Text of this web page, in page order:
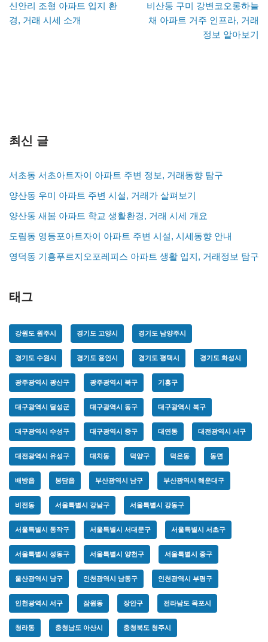
신안리 조형 아파트 입지 환
경, 거래 시세 소개
비산동 구미 강변코오롱하늘
채 아파트 거주 인프라, 거래
정보 알아보기
최신 글
서초동 서초아트자이 아파트 주변 정보, 거래동향 탐구
양산동 우미 아파트 주변 시설, 거래가 살펴보기
양산동 새봄 아파트 학교 생활환경, 거래 시세 개요
도림동 영등포아트자이 아파트 주변 시설, 시세동향 안내
영덕동 기흥푸르지오포레피스 아파트 생활 입지, 거래정보 탐구
태그
강원도 원주시 경기도 고양시 경기도 남양주시
경기도 수원시 경기도 용인시 경기도 평택시 경기도 화성시
광주광역시 광산구 광주광역시 북구 기흥구
대구광역시 달성군 대구광역시 동구 대구광역시 북구
대구광역시 수성구 대구광역시 중구 대연동 대전광역시 서구
대전광역시 유성구 대치동 덕양구 덕은동 동면
배방읍 봉담읍 부산광역시 남구 부산광역시 해운대구
비전동 서울특별시 강남구 서울특별시 강동구
서울특별시 동작구 서울특별시 서대문구 서울특별시 서초구
서울특별시 성동구 서울특별시 양천구 서울특별시 중구
울산광역시 남구 인천광역시 남동구 인천광역시 부평구
인천광역시 서구 잠원동 장안구 전라남도 목포시
청라동 충청남도 아산시 충청북도 청주시